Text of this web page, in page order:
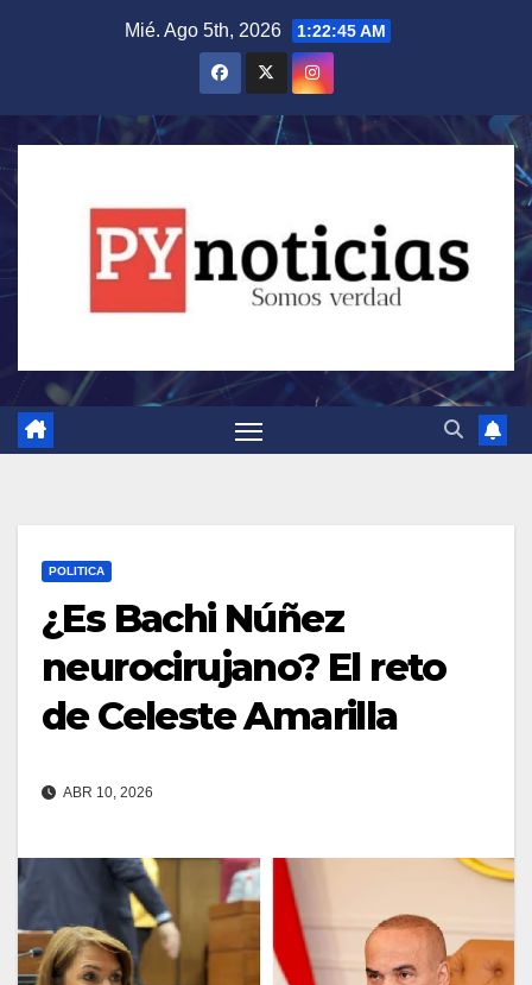
Mié. Ago 5th, 2026 1:22:46 AM
POLITICA
¿Es Bachi Núñez
neurocirujano? El reto
de Celeste Amarilla
ABR 10, 2026